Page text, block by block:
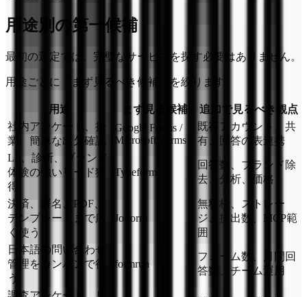
用途別の第一候補
最初の選定では、完璧なサービスを探す必要はありません。
用途ごとに「まず見るべき候補」を絞ります。
用途 まず見る候補
追加で見るべき観点
社内アンケート、授
業、簡単な出欠確認
Google Forms /
Microsoft Forms
既存アカウント、共
有、回答の表連携
LP、診断、ブランド
体験の強いリード獲
得
Typeform
回答数、ブランド除
去、分析、価格
決済、署名、PDF、
テンプレートまで広
く使う
Jotform
無料枠、ストレー
ジ、提出数、MCP範
囲
日本語の問い合わせ
管理をカンバンで行
う
formrun
フォーム数、月間回
答数、チーム運用